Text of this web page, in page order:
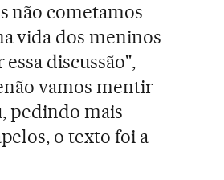
não cometamos
vida dos meninos
discussão",
vamos mentir
pedindo mais
o texto foi a